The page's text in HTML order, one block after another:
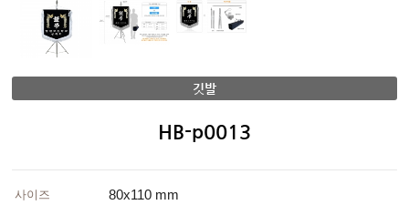
깃발
HB-p0013
사이즈 80x110 mm